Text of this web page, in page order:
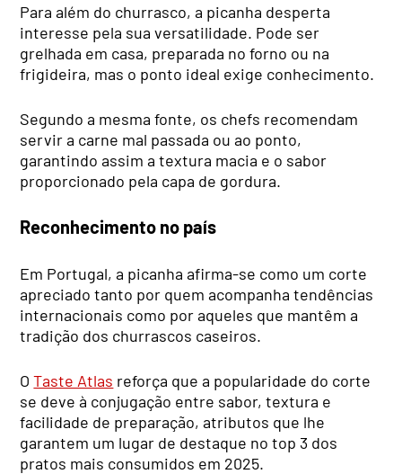
Para além do churrasco, a picanha desperta
interesse pela sua versatilidade. Pode ser
grelhada em casa, preparada no forno ou na
frigideira, mas o ponto ideal exige conhecimento.
Segundo a mesma fonte, os chefs recomendam
servir a carne mal passada ou ao ponto,
garantindo assim a textura macia e o sabor
proporcionado pela capa de gordura.
Reconhecimento no país
Em Portugal, a picanha afirma-se como um corte
apreciado tanto por quem acompanha tendências
internacionais como por aqueles que mantêm a
tradição dos churrascos caseiros.
OTaste Atlas reforça que a popularidade do corte
se deve à conjugação entre sabor, textura e
facilidade de preparação, atributos que lhe
garantem um lugar de destaque no top 3 dos
pratos mais consumidos em 2025.